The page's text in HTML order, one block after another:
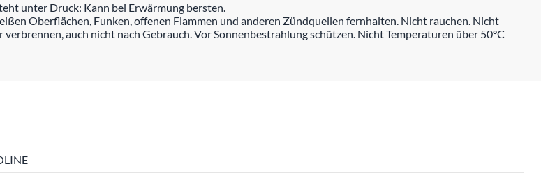
unter Druck: Kann bei Erwärmung bersten.
Oberflächen, Funken, offenen Flammen und anderen Zündquellen fernhalten. Nicht rauchen. Nicht
auch nicht nach Gebrauch. Vor Sonnenbestrahlung schützen. Nicht Temperaturen über 50°C